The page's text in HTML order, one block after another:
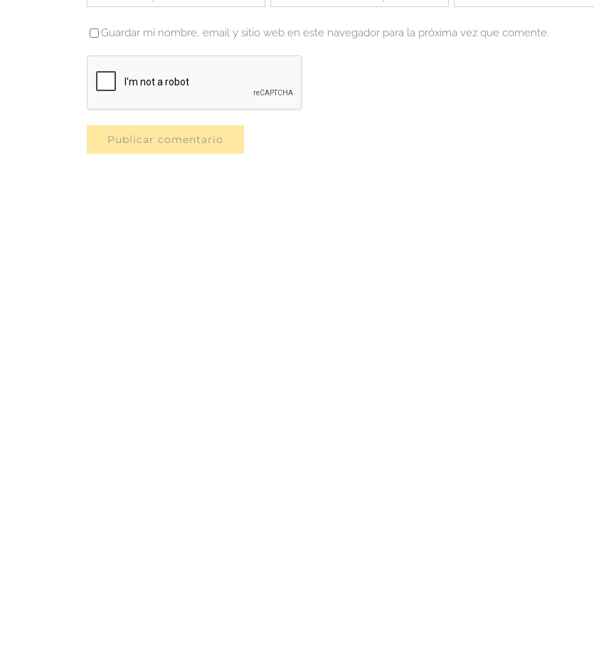
Guardar mi nombre, email y sitio web en este navegador para la próxima vez que comente.